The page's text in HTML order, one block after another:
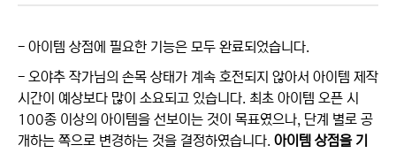
- 아이템 상점에 필요한 기능은 모두 완료되었습니다.
- 오야추 작가님의 손목 상태가 계속 호전되지 않아서 아이템 제작
시간이 예상보다 많이 소요되고 있습니다. 최초 아이템 오픈 시
100종 이상의 아이템을 선보이는 것이 목표였으나, 단계 별로 공
개하는 쪽으로 변경하는 것을 결정하였습니다. 아이템 상점을 기